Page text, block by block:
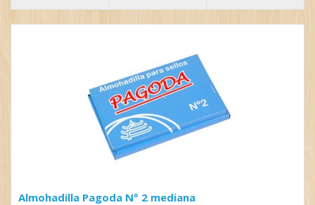
Almohadilla Pagoda N° 2 mediana